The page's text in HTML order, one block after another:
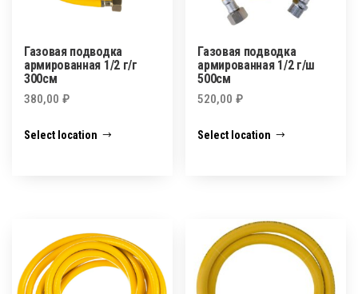
Газовая подводка
армированная 1/2 г/г
300см
380,00 ₽
Select location
Газовая подводка
армированная 1/2 г/ш
500см
520,00₽
Select location